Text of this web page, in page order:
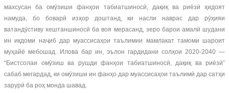
махсусан ба омӯзиши фанҳои табиатшиносӣ, дақиқ ва риёзӣ ҳидоят
намуда, бо боварӣ изҳор доштанд, ки насли наврас дар рӯҳияи
ватандӯстиву хештаншиносӣ ба воя мерасанд, зеро барои амалӣ шудани
ин иқдоми наҷиб дар муассисаҳои таълимии мамлакат тамоми шароит
муҳайё мебошад. Илова бар ин, эълон гардидани солҳои 2020-2040 —
“Бистсолаи омӯзиш ва рушди фанҳои табиатшиносӣ, дақиқ ва риёзӣ”
сабаб мегардад, ки омӯзиши ин фанҳо дар муассисаҳои таълимӣ дар сатҳи
зарурӣ ба роҳ монда шавад.